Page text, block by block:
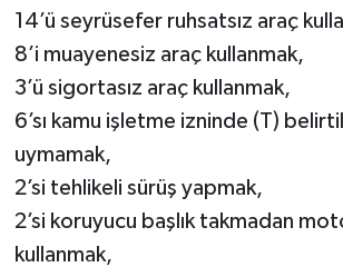
14’ü seyrüsefer ruhsatsız araç
8’i muayenesiz araç kullanmak,
3’ü sigortasız araç kullanmak,
6’sı kamu işletme izninde (T)
uymamak,
2’si tehlikeli sürüş yapmak,
2’si koruyucu başlık takmadan
kullanmak,